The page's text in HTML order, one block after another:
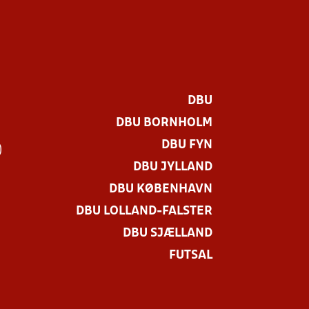
DBU
DBU BORNHOLM
DBU FYN
DBU JYLLAND
DBU KØBENHAVN
DBU LOLLAND-FALSTER
DBU SJÆLLAND
FUTSAL